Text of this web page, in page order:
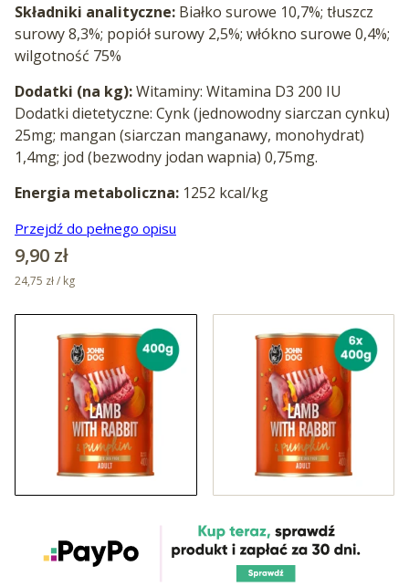
Składniki analityczne: Białko surowe 10,7%; tłuszcz
surowy 8,3%; popiół surowy 2,5%; włókno surowe 0,4%;
wilgotność 75%
Dodatki (na kg):Witaminy: Witamina D3 200 IU
Dodatki dietetyczne: Cynk (jednowodny siarczan cynku)
25mg; mangan (siarczan manganawy, monohydrat)
1,4mg; jod (bezwodny jodan wapnia) 0,75mg.
Energia metaboliczna: 1252 kcal/kg
Przejdź do pełnego opisu
Cena
9,90 zł
24,75 zł / kg